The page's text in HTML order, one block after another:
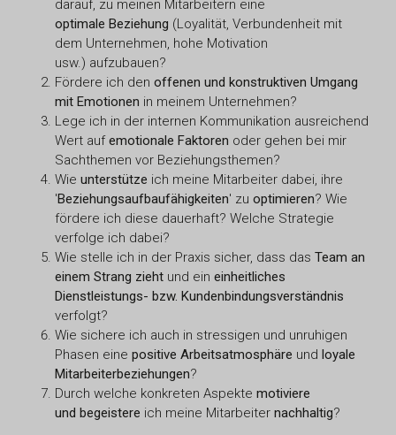
darauf, zu meinen Mitarbeitern eine
optimale Beziehung (Loyalität, Verbundenheit mit
dem Unternehmen, hohe Motivation
usw.) aufzubauen?
Fördere ich denoffenen und konstruktiven Umgang
mit Emotionen in meinem Unternehmen?
Lege ich in der internen Kommunikation ausreichend
Wert aufemotionale Faktoren oder gehen bei mir
Sachthemen vor Beziehungsthemen?
Wieunterstütze ich meine Mitarbeiter dabei, ihre
'Beziehungsaufbaufähigkeiten' zuoptimieren? Wie
fördere ich diese dauerhaft? Welche Strategie
verfolge ich dabei?
Wie stelle ich in der Praxis sicher, dass dasTeam an
einem Strang zieht und eineinheitliches
Dienstleistungs- bzw. Kundenbindungsverständnis
verfolgt?
Wie sichere ich auch in stressigen und unruhigen
Phasen einepositive Arbeitsatmosphäre undloyale
Mitarbeiterbeziehungen?
Durch welche konkreten Aspektemotiviere
und begeistere ich meine Mitarbeiternachhaltig?